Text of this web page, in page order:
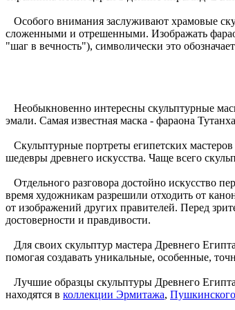
Особого внимания заслуживают храмовые
сложенными и отрешенными. Изображать
"шаг в вечность"), символически это
Необыкновенно интересны скульптурные
эмали. Самая известная маска - фараона
Скульптурные портреты египетских
шедевры древнего искусства. Чаще всего
Отдельного разговора достойно искусство
время художникам разрешили отходить от
от изображений других правителей. Перед
достоверности и правдивости.
Для своих скульптур мастера Древнего
помогая создавать уникальные, особенные,
Лучшие образцы скульптуры Древнего Египта
находятся в коллекции Эрмитажа,